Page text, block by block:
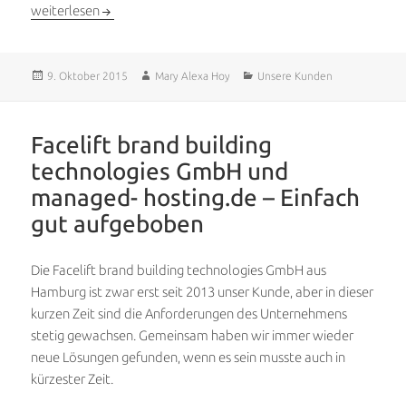
Die MYKITA GmbH und managedhosting.de
weiterlesen
Veröffentlicht
9. Oktober 2015 Autor
Mary Alexa Hoy Kategorien
Unsere Kunden
Facelift brand building
technologies GmbH und
managed- hosting.de – Einfach
gut aufgeboben
Die Facelift brand building technologies GmbH aus
Hamburg ist zwar erst seit 2013 unser Kunde, aber in dieser
kurzen Zeit sind die Anforderungen des Unternehmens
stetig gewachsen. Gemeinsam haben wir immer wieder
neue Lösungen gefunden, wenn es sein musste auch in
kürzester Zeit.